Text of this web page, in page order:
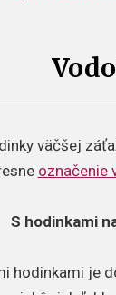
väčšej
označenie
S hodinkami
hodinkami je